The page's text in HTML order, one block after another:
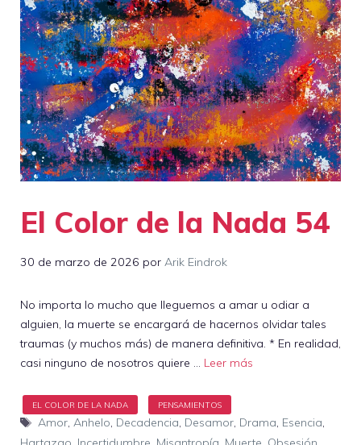
El Color de la Nada 54
30 de marzo de 2026 por Arik Eindrok
No importa lo mucho que lleguemos a amar u odiar a
alguien, la muerte se encargará de hacernos olvidar tales
traumas (y muchos más) de manera definitiva. * En realidad,
casi ninguno de nosotros quiere … Leer más
Etiquetas
Amor, Anhelo, Decadencia, Desamor, Drama, Esencia,